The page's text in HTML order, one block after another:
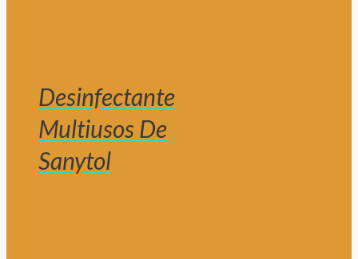
Desinfectante
Multiusos De
Sanytol